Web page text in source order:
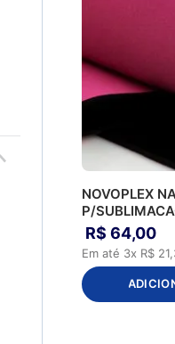
NOVOPLEX
P/
R$ 64,00
Em até 3x R$ 21,